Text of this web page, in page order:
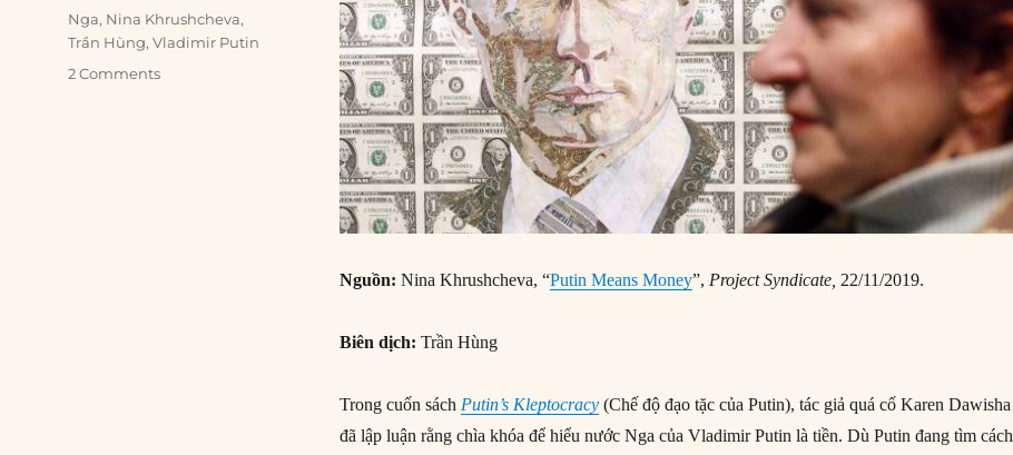
Nguồn:Nina Khrushcheva, “Putin Means Money”, Project Syndicate, 22/11/2019.
Biên dịch:Trần Hùng
Trong cuốn sách Putin’s Kleptocracy (Chế độ đạo tặc của Putin), tác giả quá cố Karen Dawisha
đã lập luận rằng chìa khóa để hiểu nước Nga của Vladimir Putin là tiền. Dù Putin đang tìm cách
Tags
Nga, Nina Khrushcheva,
Trần Hùng,Vladimir Putin
2 Comments